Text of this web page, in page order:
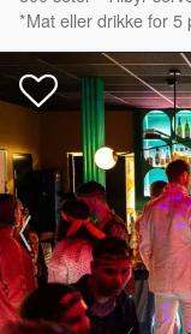
*Mat eller drikke for 5